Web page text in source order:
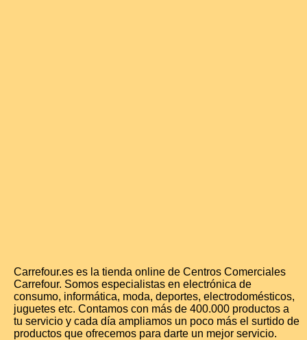
Carrefour.es es la tienda online de Centros Comerciales
Carrefour. Somos especialistas en electrónica de
consumo, informática, moda, deportes, electrodomésticos,
juguetes etc. Contamos con más de 400.000 productos a
tu servicio y cada día ampliamos un poco más el surtido de
productos que ofrecemos para darte un mejor servicio.